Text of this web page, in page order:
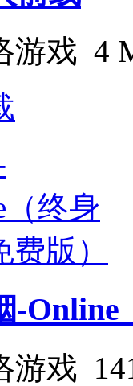
游戏 4
-Online
游戏